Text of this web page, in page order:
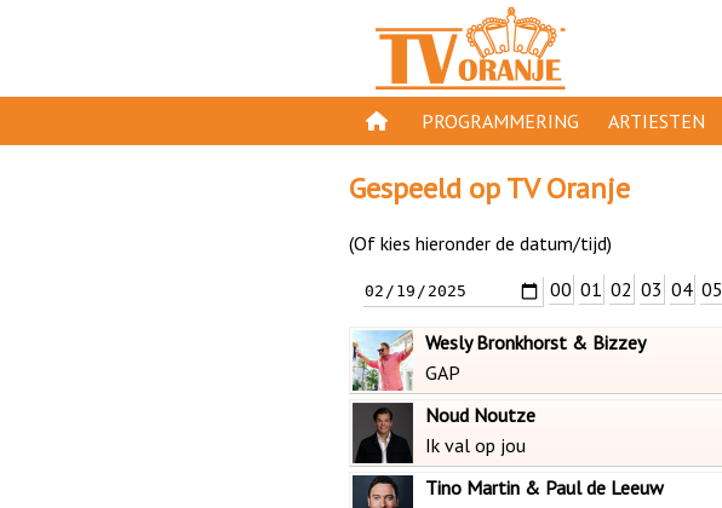
PROGRAMMERING
11 VAN ORANJE
ARTIESTEN
Gespeeld op TV Oranje
(Of kies hieronder de datum/tijd)
00 01 02 03 04 05
Wesly Bronkhorst & Bizzey
GAP
Noud Noutze
Ik val op jou
Tino Martin & Paul de Leeuw